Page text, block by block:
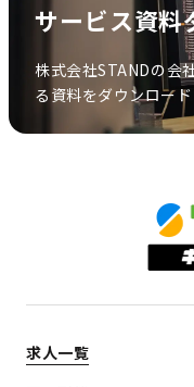
サービス資料
株式会社STANDの会
る資料をダウンロード
求人一覧